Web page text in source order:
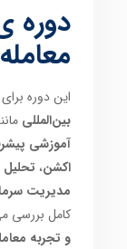
دوره
این دوره
بین‌المللی
آموزشی
اکشن، تحلیل
مدیریت
کامل بررسی
و تجربه